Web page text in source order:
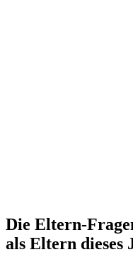
Die Eltern-
als Eltern dieses